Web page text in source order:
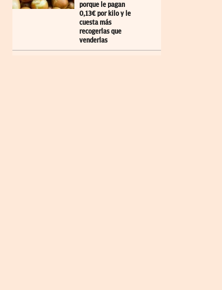
porque le pagan
0,13€ por kilo y le
cuesta más
recogerlas que
venderlas